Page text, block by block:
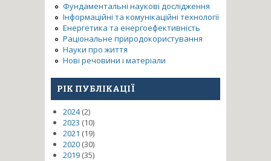
Фундаментальні наукові дослідження
Інформаційні та комунікаційні технології
Енергетика та енергоефективність
Раціональне природокористування
Науки про життя
Нові речовини і матеріали
РІК ПУБЛІКАЦІЇ
2024(2)
2023 (10)
2021 (19)
2020 (30)
2019 (35)